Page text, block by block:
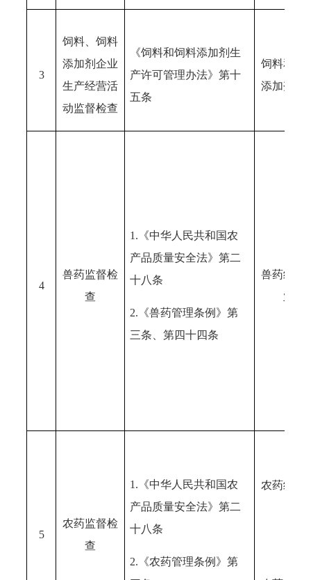
3
饲料、饲料
添加剂企业
生产经营活
动监督检查
《饲料和饲料添加剂生
产许可管理办法》第十
五条
饲料和饲
添加剂企
4
兽药监督检
查
1.《中华人民共和国农
产品质量安全法》第二
十八条
2.《兽药管理条例》第
三条、第四十四条
兽药经营
业
5
农药监督检
查
1.《中华人民共和国农
产品质量安全法》第二
十八条
2.《农药管理条例》第
农药经营